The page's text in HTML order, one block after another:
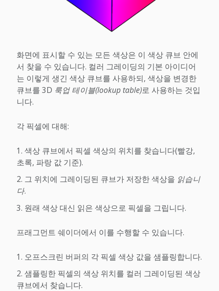
화면에 표시할 수 있는 모든 색상은 이 색상 큐브 안에
서 찾을 수 있습니다. 컬러 그레이딩의 기본 아이디어
는 이렇게 생긴 색상 큐브를 사용하되, 색상을 변경한
큐브를 3D 룩업 테이블(lookup table)로 사용하는 것입
니다.
각 픽셀에 대해:
색상 큐브에서 픽셀 색상의 위치를 찾습니다(빨강,
초록, 파랑 값 기준).
그 위치에 그레이딩된 큐브가 저장한 색상을 읽습니
다.
원래 색상 대신 읽은 색상으로 픽셀을 그립니다.
프래그먼트 쉐이더에서 이를 수행할 수 있습니다.
오프스크린 버퍼의 각 픽셀 색상 값을 샘플링합니다.
샘플링한 픽셀의 색상 위치를 컬러 그레이딩된 색상
큐브에서 찾습니다.